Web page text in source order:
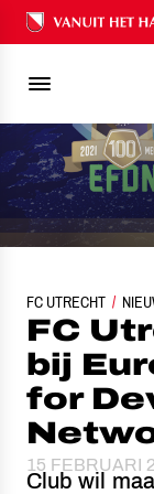
Ons nalatenschap
FC UTRECHT
FC UTRECHT
FC
bij
for
15 FEBRUARI
Club wil